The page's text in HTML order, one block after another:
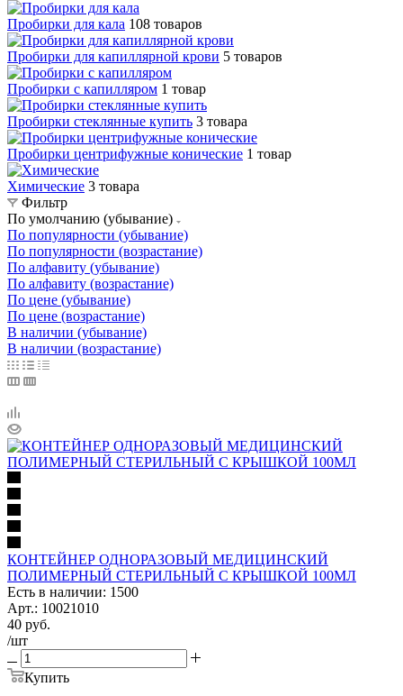
Пробирки для кала 108 товаров
Пробирки для капиллярной крови 5 товаров
Пробирки с капилляром 1 товар
Пробирки стеклянные купить 3 товара
Пробирки центрифужные конические 1 товар
Химические 3 товара
Фильтр
По умолчанию (убывание)
По популярности (убывание)
По популярности (возрастание)
По алфавиту (убывание)
По алфавиту (возрастание)
По цене (убывание)
По цене (возрастание)
В наличии (убывание)
В наличии (возрастание)
КОНТЕЙНЕР ОДНОРАЗОВЫЙ МЕДИЦИНСКИЙ
ПОЛИМЕРНЫЙ СТЕРИЛЬНЫЙ С КРЫШКОЙ 100МЛ
Есть в наличии: 1500
Арт.: 10021010
40 руб.
/шт
Купить